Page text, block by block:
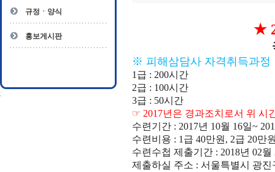
규정ㆍ양식
홍보게시판 ★
※ 피해삼담사 자격취득과정
1 급 : 200시간
2급 : 100시간
3급 : 50시간
☞ 2017년은 경과조치로서 위 시
수련기간 : 2017년 10월 16일~
수련비용 : 1 급 40만원 , 2급 20만
수련수첩 제출기간 : 2018년 02월
제출하실 주소 : 서울특별시 광